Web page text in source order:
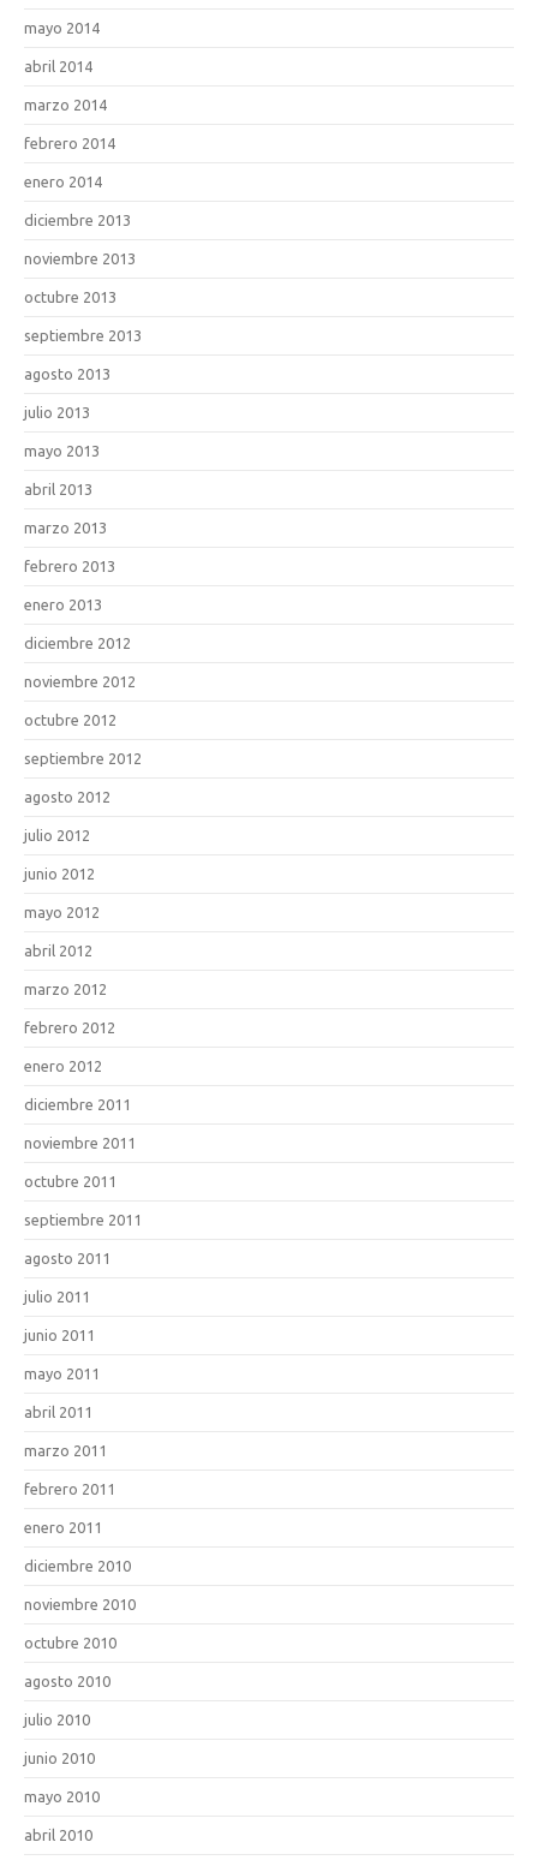
mayo 2014
abril 2014
marzo 2014
febrero 2014
enero 2014
diciembre 2013
noviembre 2013
octubre 2013
septiembre 2013
agosto 2013
julio 2013
mayo 2013
abril 2013
marzo 2013
febrero 2013
enero 2013
diciembre 2012
noviembre 2012
octubre 2012
septiembre 2012
agosto 2012
julio 2012
junio 2012
mayo 2012
abril 2012
marzo 2012
febrero 2012
enero 2012
diciembre 2011
noviembre 2011
octubre 2011
septiembre 2011
agosto 2011
julio 2011
junio 2011
mayo 2011
abril 2011
marzo 2011
febrero 2011
enero 2011
diciembre 2010
noviembre 2010
octubre 2010
agosto 2010
julio 2010
junio 2010
mayo 2010
abril 2010